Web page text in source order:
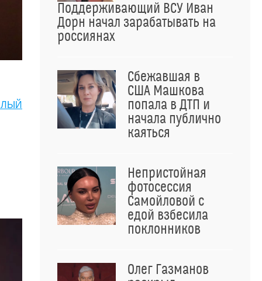
Поддерживающий ВСУ Иван
Дорн начал зарабатывать на
россиянах
Сбежавшая в
США Машкова
попала в ДТП и
начала публично
каяться
Непристойная
фотосессия
Самойловой с
едой взбесила
поклонников
Олег Газманов